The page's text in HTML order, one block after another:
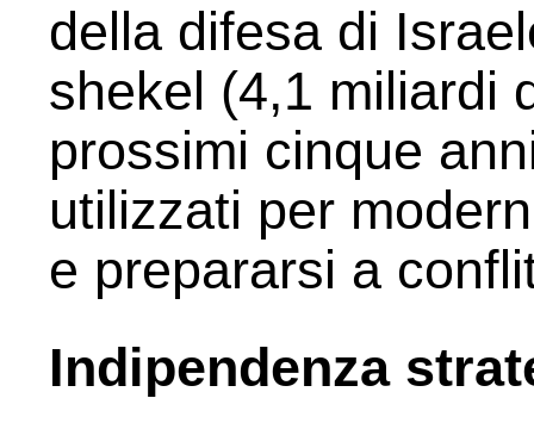
della difesa di
shekel (4,1 miliardi
prossimi cinque
utilizzati per
e prepararsi a
Indipendenza